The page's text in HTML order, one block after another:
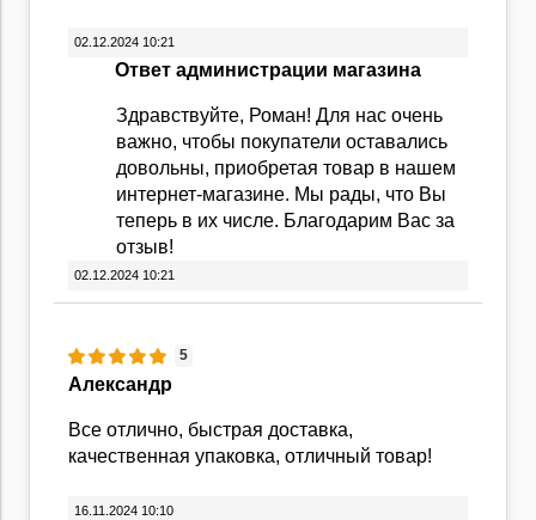
02.12.2024 10:21
Ответ администрации магазина
Здравствуйте, Роман! Для нас очень
важно, чтобы покупатели оставались
довольны, приобретая товар в нашем
интернет-магазине. Мы рады, что Вы
теперь в их числе. Благодарим Вас за
отзыв!
02.12.2024 10:21
5
Александр
Все отлично, быстрая доставка,
качественная упаковка, отличный товар!
16.11.2024 10:10